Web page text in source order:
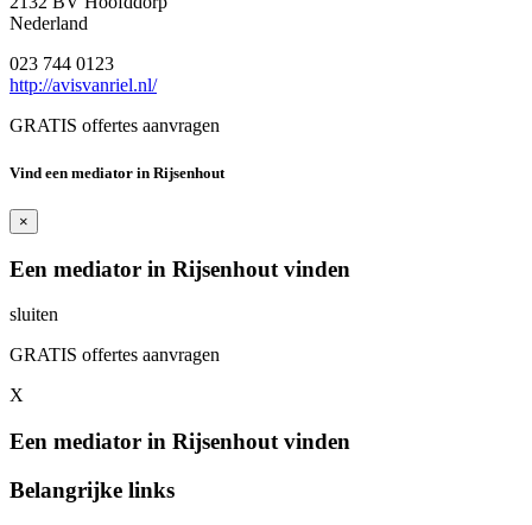
Nederland
023 744 0123
http://avisvanriel.nl/
GRATIS offertes aanvragen
Vind een mediator in Rijsenhout
×
Een mediator in Rijsenhout vinden
sluiten
GRATIS offertes aanvragen
X
Een mediator in Rijsenhout vinden
Belangrijke links